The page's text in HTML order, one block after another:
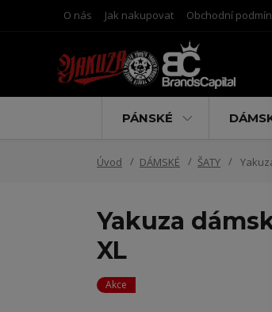
O nás Jak nakupovat Obchodní
PÁNSKÉ
Úvod DÁMSKÉ ŠATY
Yakuza
XL
Akce